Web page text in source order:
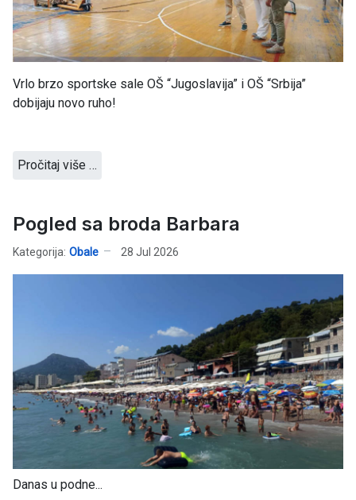
Vrlo brzo sportske sale OŠ “Jugoslavija” i OŠ “Srbija”
dobijaju novo ruho!
Pročitaj više …
Pogled sa broda Barbara
Kategorija: Obale 28 Jul 2026
Danas u podne...